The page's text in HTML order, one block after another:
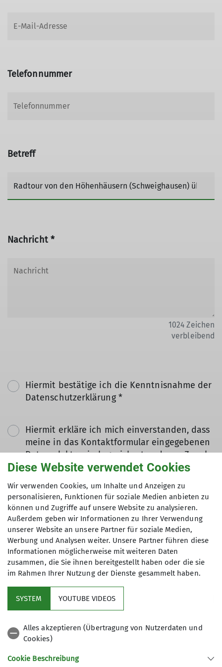
Telefonnummer
Betreff
Nachricht *
1024 Zeichen
verbleibend
Hiermit bestätige ich die Kenntnisnahme der
Datenschutzerklärung *
Hiermit erkläre ich mich einverstanden, dass
meine in das Kontaktformular eingegebenen
Daten elektronisch gesichert und zum Zweck
der Kontaktaufnahme verarbeitet und
meine Einwilligung jederzeit wiederrufen
kann. *
Mit (*) markierte Felder
sind Pflichtfelder
Absenden
Diese Website verwendet Cookies
Wir verwenden Cookies, um Inhalte und Anzeigen zu
personalisieren, Funktionen für soziale Medien anbieten zu
können und Zugriffe auf unsere Website zu analysieren.
Außerdem geben wir Informationen zu Ihrer Verwendung
unserer Website an unsere Partner für soziale Medien,
Werbung und Analysen weiter. Unsere Partner führen diese
Informationen möglicherweise mit weiteren Daten
zusammen, die Sie ihnen bereitgestellt haben oder die sie
im Rahmen Ihrer Nutzung der Dienste gesammelt haben.
SYSTEM YOUTUBE VIDEOS
Alles akzeptieren (Übertragung von Nutzerdaten und
Cookies)
Cookie Beschreibung